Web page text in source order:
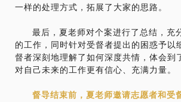
一样的处理方式，拓展了 大家的 思路。
最后，夏老师对个案进行了总结，充
的工作，同时针对受督者提出的困惑予以
督者深刻地理解了如何深度共情，体会到
对自己未来的工作更有信心、充满力量。
督导结束前，夏老师邀请志愿者和受